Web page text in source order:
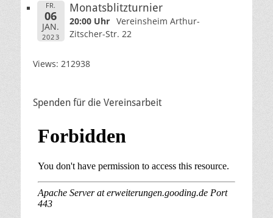
FR.
06
JAN.
2023
Monatsblitzturnier
20:00 Uhr Vereinsheim Arthur-
Zitscher-Str. 22
Views: 212938
Spenden für die Vereinsarbeit